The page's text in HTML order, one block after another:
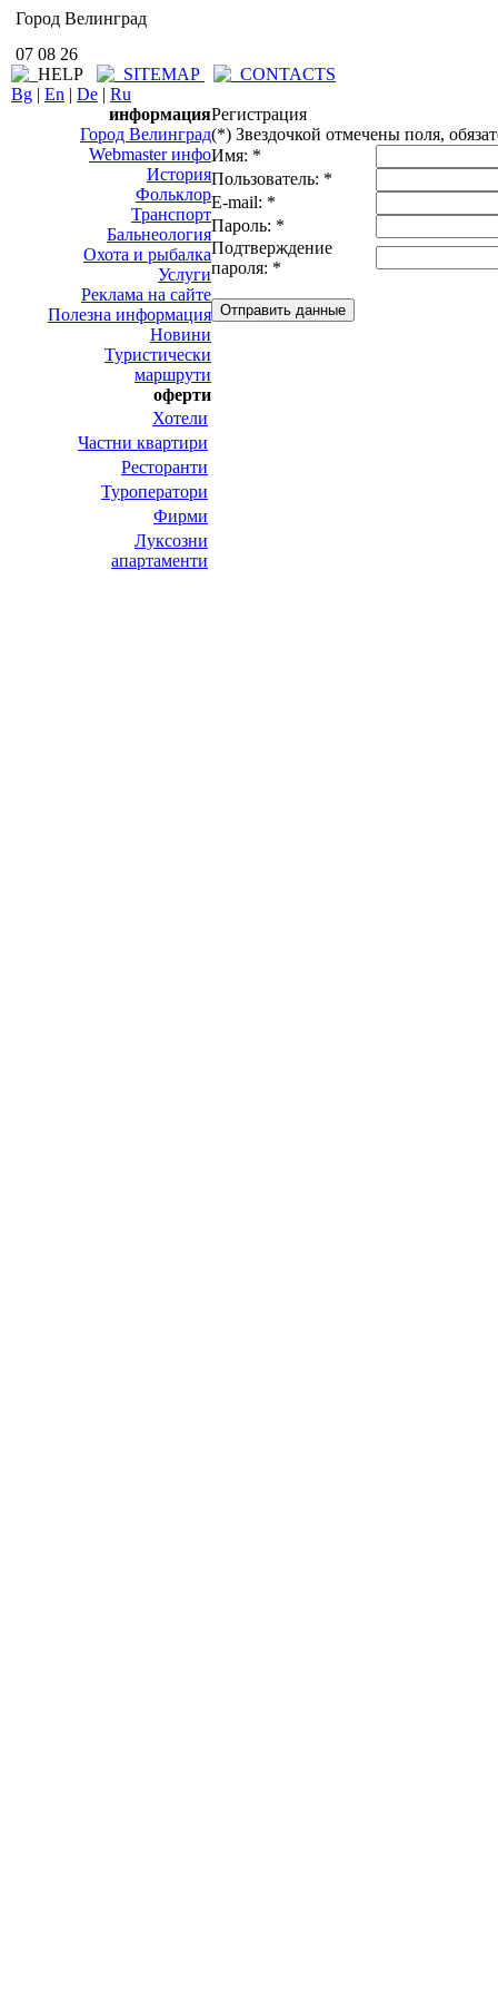
Город Велинград
07 08 26
Bg | En | De | Ru
информация
Город Велинград
Webmaster инфо
История
Фольклор
Транспорт
Бальнеология
Охота и рыбалка
Услуги
Реклама на сайте
Полезна информация
Новини
Туристически
маршрути
оферти
Хотели
Частни квартири
Ресторанти
Туроператори
Фирми
Луксозни
апартаменти
Регистрация
(*) Звездочкой отмечены поля,
Имя: *
Пользователь: *
E-mail: *
Пароль: *
Подтверждение
пароля: *